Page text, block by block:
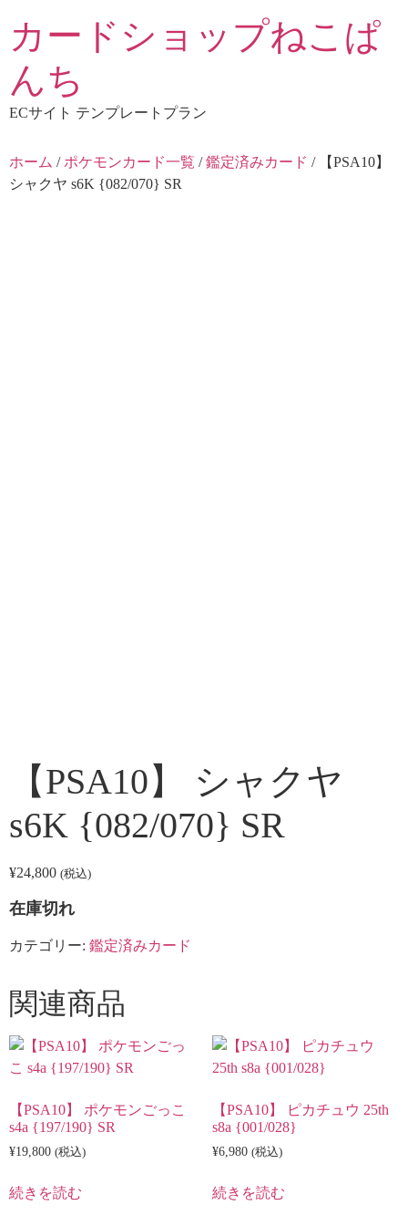
テ
ツ
に
キ
ッ
カードショップねこぱ
んち
ECサイト テンプレートプラン
ホーム / ポケモンカード一覧 /鑑定済みカード / 【PSA10】
シャクヤ s6K {082/070} SR
【PSA10】 シャクヤ
s6K {082/070} SR
¥24,800 (税込)
在庫切れ
カテゴリー: 鑑定済みカード
関連商品
【PSA10】 ポケモンごっこ
s4a {197/190} SR
¥19,800 (税込)
続きを読む
【PSA10】 ピカチュウ 25th
s8a {001/028}
¥6,980 (税込)
続きを読む